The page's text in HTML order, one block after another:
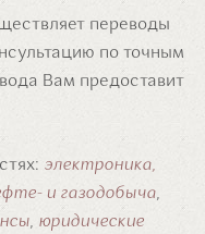
переводы
по точным
Вам предоставит
электроника,
и газодобыча,
, юридические